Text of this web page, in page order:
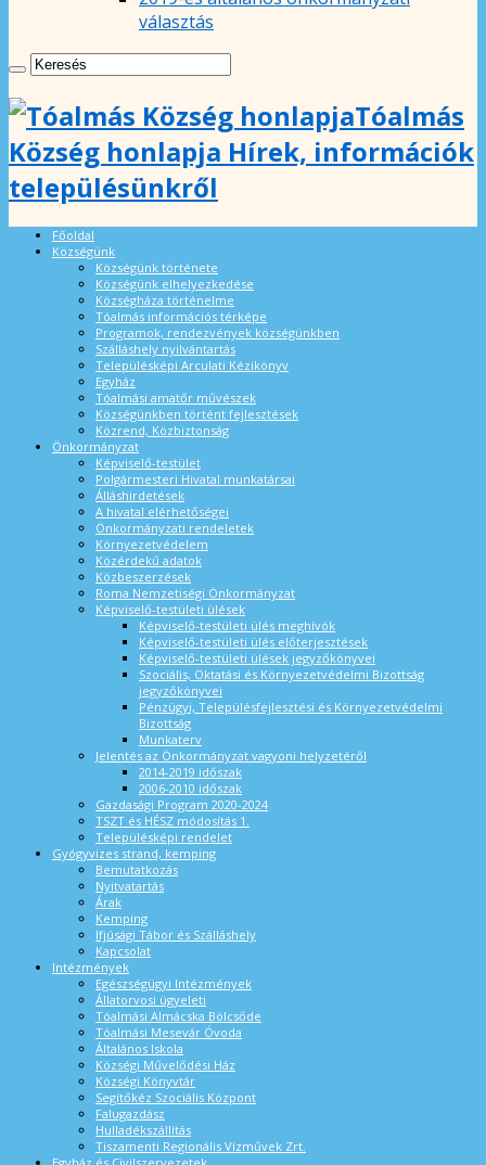
választás
Tóalmás
Község honlapja Hírek, információk
településünkről
Főoldal
Községünk
Községünk története
Községünk elhelyezkedése
Községháza történelme
Tóalmás információs térképe
Programok, rendezvények községünkben
Szálláshely nyilvántartás
Településképi Arculati Kézikönyv
Egyház
Tóalmási amatőr művészek
Községünkben történt fejlesztések
Közrend, Közbiztonság
Önkormányzat
Képviselő-testület
Polgármesteri Hivatal munkatársai
Álláshirdetések
A hivatal elérhetőségei
Önkormányzati rendeletek
Környezetvédelem
Közérdekű adatok
Közbeszerzések
Roma Nemzetiségi Önkormányzat
Képviselő-testületi ülések
Képviselő-testületi ülés meghívók
Képviselő-testületi ülés előterjesztések
Képviselő-testületi ülések jegyzőkönyvei
Szociális, Oktatási és Környezetvédelmi Bizottság
jegyzőkönyvei
Pénzügyi, Településfejlesztési és Környezetvédelmi
Bizottság
Munkaterv
Jelentés az Önkormányzat vagyoni helyzetéről
2014-2019 időszak
2006-2010 időszak
Gazdasági Program 2020-2024
TSZT és HÉSZ módosítás 1.
Településképi rendelet
Gyógyvizes strand, kemping
Bemutatkozás
Nyitvatartás
Árak
Kemping
Ifjúsági Tábor és Szálláshely
Kapcsolat
Intézmények
Egészségügyi Intézmények
Állatorvosi ügyeleti
Tóalmási Almácska Bölcsőde
Tóalmási Mesevár Óvoda
Általános Iskola
Községi Művelődési Ház
Községi Könyvtár
Segítőkéz Szociális Központ
Falugazdász
Hulladékszállítás
Tiszamenti Regionális Vízművek Zrt.